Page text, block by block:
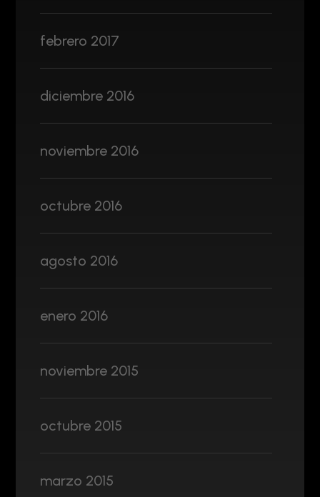
febrero 2017
diciembre 2016
noviembre 2016
octubre 2016
agosto 2016
enero 2016
noviembre 2015
octubre 2015
marzo 2015